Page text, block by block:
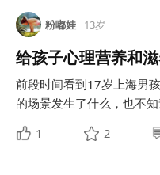
粉嘟娃 13岁
给孩子心理营养和
前段时间看到17岁上海男
的场景发生了什么，也不
1
2